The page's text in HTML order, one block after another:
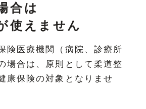
合は
使えません
険医療機関（病院、診療所
場合は、原則として柔道整
康保険の対象となりませ